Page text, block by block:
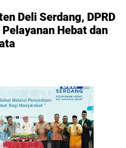
Deli Serdang, DPRD
Hebat dan